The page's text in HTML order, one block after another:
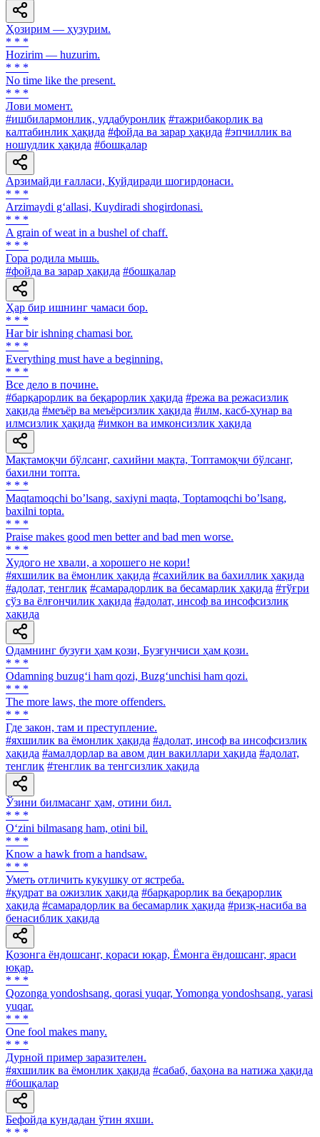
Ҳозирим — ҳузурим.
* * *
Hozirim — huzurim.
* * *
No time like the present.
* * *
Лови момент.
#ишбилармонлик, уддабуронлик #тажрибакорлик ва
калтабинлик ҳақида #фойда ва зарар ҳақида #эпчиллик ва
ношудлик ҳақида #бошқалар
Арзимайди ғалласи, Куйдиради шогирдонаси.
* * *
Arzimaydi g‘allasi, Kuydiradi shogirdonasi.
* * *
A grain of weat in a bushel of chaff.
* * *
Гора родила мышь.
#фойда ва зарар ҳақида #бошқалар
Ҳар бир ишнинг чамаси бор.
* * *
Har bir ishning chamasi bor.
* * *
Everything must have a beginning.
* * *
Все дело в почине.
#барқарорлик ва беқарорлик ҳақида #режа ва режасизлик
ҳақида #меъёр ва меъёрсизлик ҳақида #илм, касб-ҳунар ва
илмсизлик ҳақида #имкон ва имконсизлик ҳақида
Мақтамоқчи бўлсанг, сахийни мақта, Топтамоқчи бўлсанг,
бахилни топта.
* * *
Maqtamoqchi boʼlsang, saxiyni maqta, Toptamoqchi boʼlsang,
baxilni topta.
* * *
Praise makes good men better and bad men worse.
* * *
Худого не хвали, а хорошего не кори!
#яхшилик ва ёмонлик ҳақида #сахийлик ва бахиллик ҳақида
#адолат, тенглик #самарадорлик ва бесамарлик ҳақида #тўғри
сўз ва ёлғончилик ҳақида #адолат, инсоф ва инсофсизлик
ҳақида
Одамнинг бузуғи ҳам қози, Бузғунчиси ҳам қози.
* * *
Odamning buzug‘i ham qozi, Buzg‘unchisi ham qozi.
* * *
The more laws, the more offenders.
* * *
Где закон, там и преступление.
#яхшилик ва ёмонлик ҳақида #адолат, инсоф ва инсофсизлик
ҳақида #амалдорлар ва авом дин вакиллари ҳақида #адолат,
тенглик #тенглик ва тенгсизлик ҳақида
Ўзини билмасанг ҳам, отини бил.
* * *
O‘zini bilmasang ham, otini bil.
* * *
Know а hawk from a handsaw.
* * *
Уметь отличить кукушку от ястреба.
#қудрат ва ожизлик ҳақида #барқарорлик ва беқарорлик
ҳақида #самарадорлик ва бесамарлик ҳақида #ризқ-насиба ва
бенасиблик ҳақида
Қозонга ёндошсанг, қораси юқар, Ёмонга ёндошсанг, яраси
юқар.
* * *
Qozonga yondoshsang, qorasi yuqar, Yomonga yondoshsang, yarasi
yuqar.
* * *
One fool makes many.
* * *
Дурной пример заразителен.
#яхшилик ва ёмонлик ҳақида #сабаб, баҳона ва натижа ҳақида
#бошқалар
Бефойда кундадан ўтин яхши.
* * *